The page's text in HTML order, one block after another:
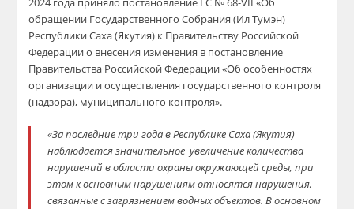
обращении Государственного Собрания (Ил Тумэн)
Республики Саха (Якутия) к Правительству Российской
Федерации о внесения изменения в постановление
Правительства Российской Федерации «Об особенностях
организации и осуществления государственного контроля
(надзора), муниципального контроля».
«За последние три года в Республике Саха (Якутия)
наблюдается значительное увеличение количества
нарушений в области охраны окружающей среды, при
этом к основным нарушениям относятся нарушения,
связанные с загрязнением водных объектов. В основном